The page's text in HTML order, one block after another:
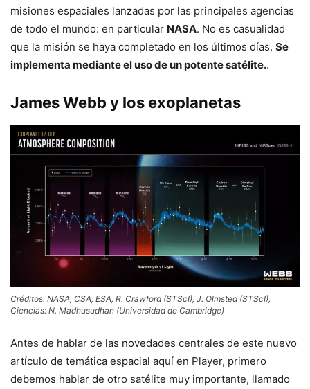
misiones espaciales lanzadas por las principales agencias
de todo el mundo: en particular NASA. No es casualidad
que la misión se haya completado en los últimos días. Se
implementa mediante el uso de un potente satélite..
James Webb y los exoplanetas
Créditos: NASA, CSA, ESA, R. Crawford (STScI), J. Olmsted (STScI),
Ciencias: N. Madhusudhan (Universidad de Cambridge)
Antes de hablar de las novedades centrales de este nuevo
artículo de temática espacial aquí en Player, primero
debemos hablar de otro satélite muy importante, llamado